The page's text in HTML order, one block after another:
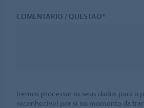
COMENTÁRIO / QUESTÃO*
Iremos processar os seus dados para o
reconhecível por si no momento da